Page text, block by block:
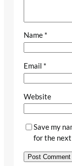
Name *
Email *
Website
Save my
for the